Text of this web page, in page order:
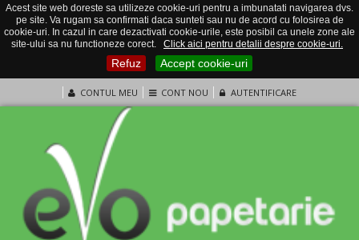
Acest site web doreste sa utilizeze cookie-uri pentru a imbunatati navigarea dvs.
pe site. Va rugam sa confirmati daca sunteti sau nu de acord cu folosirea de
cookie-uri. In cazul in care dezactivati cookie-urile, este posibil ca unele zone ale
site-ului sa nu functioneze corect.
Click aici pentru detalii despre cookie-uri.
Refuz Accept cookie-uri
CONTUL MEU CONT NOU AUTENTIFICARE